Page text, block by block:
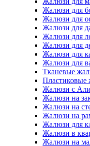
Жалюзи для
Жалюзи для
Жалюзи для
Жалюзи для
Жалюзи для
Жалюзи для
Жалюзи для
Тканевые
Пластиковые
Жалюзи с
Жалюзи на
Жалюзи на
Жалюзи на
Жалюзи для
Жалюзи в
Жалюзи на